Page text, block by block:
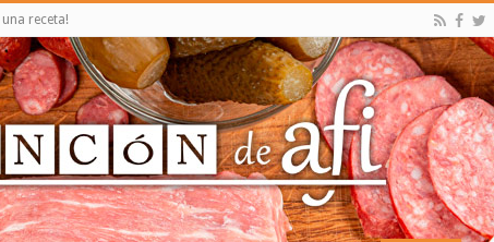
una receta!